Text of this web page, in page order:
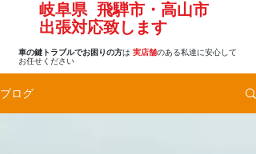
車の鍵トラブルでお困りの方は 実店舗のある私達に安心して
お任せください
岐阜県 飛騨市・高山市
出張対応致します
ブログ